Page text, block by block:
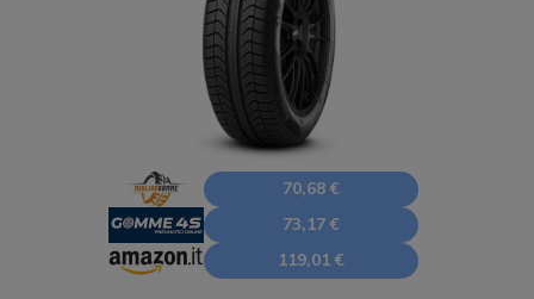
70,68 €
73,17 €
119,01 €